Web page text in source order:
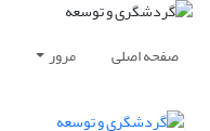
صفحه اصلی مرور